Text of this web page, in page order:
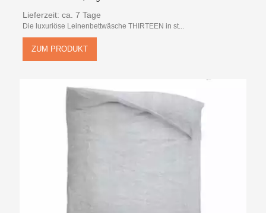
Lieferzeit: ca. 7 Tage
Die luxuriöse Leinenbettwäsche THIRTEEN in st...
ZUM PRODUKT